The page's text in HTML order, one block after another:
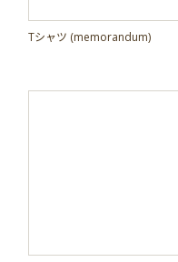
Tシャツ (memorandum)